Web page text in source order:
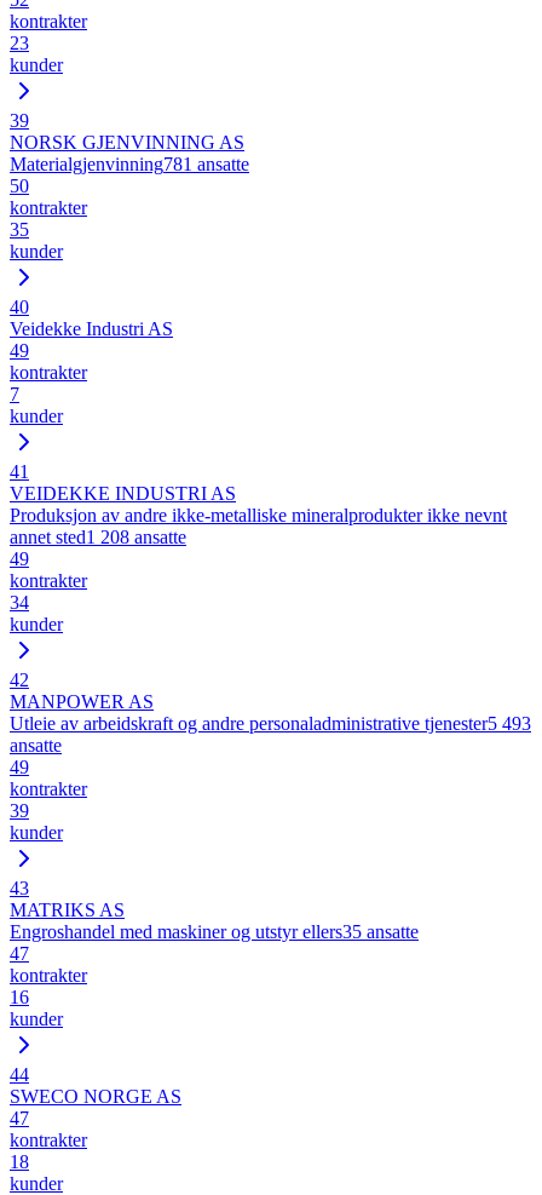
kontrakter
23
kunder
39
NORSK GJENVINNING AS
Materialgjenvinning781 ansatte
50
kontrakter
35
kunder
40
Veidekke Industri AS
49
kontrakter
7
kunder
41
VEIDEKKE INDUSTRI AS
Produksjon av andre ikke-metalliske mineralprodukter ikke nevnt
annet sted1 208 ansatte
49
kontrakter
34
kunder
42
MANPOWER AS
Utleie av arbeidskraft og andre personaladministrative tjenester5 493
ansatte
49
kontrakter
39
kunder
43
MATRIKS AS
Engroshandel med maskiner og utstyr ellers35 ansatte
47
kontrakter
16
kunder
44
SWECO NORGE AS
47
kontrakter
18
kunder